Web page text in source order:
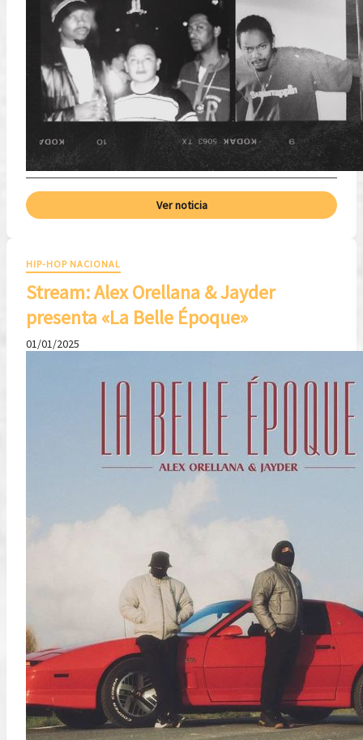
Ver noticia
HIP-HOP NACIONAL
Stream: Alex Orellana & Jayder
presenta «La Belle Époque»
01/01/2025